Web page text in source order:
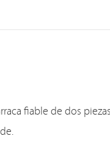
fiable de dos